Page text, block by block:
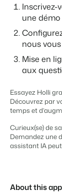
Marketing
Votre projet est
Booking
Solution
Pour
Emplois /
Contactez nous.
Découvrez les
Inscrivez-
une démo
nous
Mise en
aux
Essayez Holli
Découvrez par
temps et
Curieux(se) de
Demandez une
assistant IA
About this app